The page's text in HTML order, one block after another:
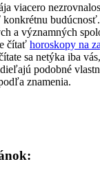
viacero
konkrétnu
a významných
čítať horoskopy na
sa netýka iba
podobné
znamenia.